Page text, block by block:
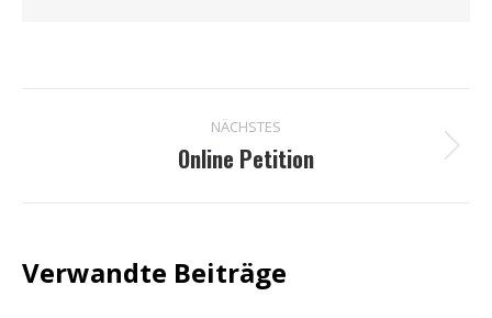
Kommentarnavigation
NÄCHSTES
Nächster
Online Petition